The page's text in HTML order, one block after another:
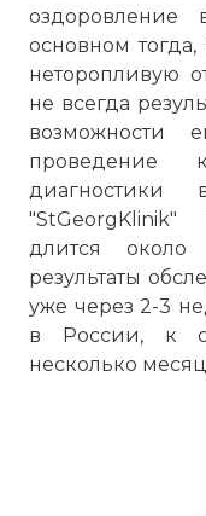
основном
неторопливую
не всегда
возможности
проведение
диагностики
длится
результаты
уже через 2-3
в России, к
несколько